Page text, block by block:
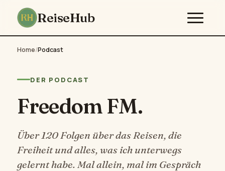
ReiseHub
Home/Podcast
DER PODCAST
Freedom FM.
Über 120 Folgen über das Reisen, die
Freiheit und alles, was ich unterwegs
gelernt habe. Mal allein, mal im Gespräch